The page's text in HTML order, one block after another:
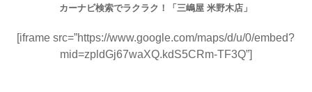
カーナビ検索でラクラク！「三嶋屋 米野木店」
[iframe src=”https://www.google.com/maps/d/u/0/embed?
mid=zpldGj67waXQ.kdS5CRm-TF3Q”]